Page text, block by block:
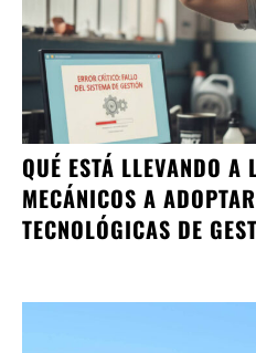
QUÉ ESTÁ LLEVANDO A
MECÁNICOS A
TECNOLÓGICAS DE